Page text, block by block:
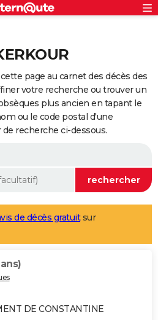
page au carnet des décès des
votre recherche ou trouver un
plus ancien en tapant le
ou le code postal d'une
recherche ci-dessous.
de décès gratuitsur
DE CONSTANTINE